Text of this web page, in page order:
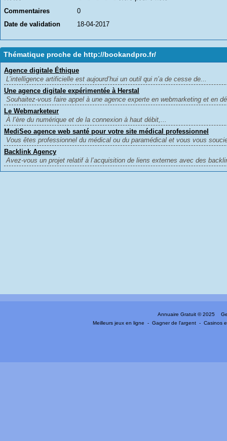
Commentaires
0
Date de validation
18-04-2017
Thématique proche de http://bookandpro.fr/
Agence digitale Éthique
L’intelligence artificielle est aujourd’hui un outil qui n’a de cesse de...
Une agence digitale expérimentée à Herstal
Souhaitez-vous faire appel à une agence experte en webmarketing et en
Le Webmarketeur
À l’ère du numérique et de la connexion à haut débit,...
MediSeo agence web santé pour votre site médical professionnel
Vous êtes professionnel du médical ou du paramédical et vous vous
Backlink Agency
Avez-vous un projet relatif à l’acquisition de liens externes avec des
Annuaire Gratuit © 2025
Meilleurs jeux en ligne
-Gagner de l'argent -Casinos